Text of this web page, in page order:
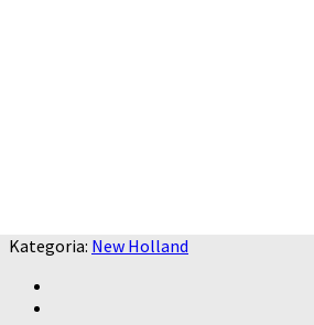
Kategoria: New Holland